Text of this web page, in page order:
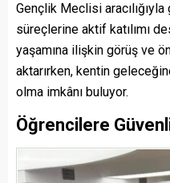
Gençlik Meclisi
süreçlerine aktif katılımı
yaşamına ilişkin görüş ve
aktarırken, kentin
olma imkânı buluyor.
Öğrencilere